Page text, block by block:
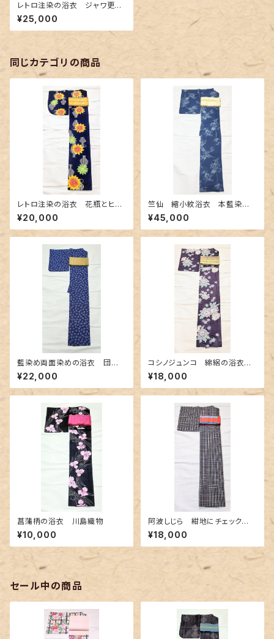
レトロ注染の浴衣 ジャワ更紗
調
¥25,000
同じカテゴリの商品
レトロ注染の浴衣 花瓶とヒマ
ワリ柄
¥20,000
竺仙 縮小紋浴衣 本藍染
め〜長板中形の竹柄〜
¥45,000
藍染め両面染めの浴衣 団扇
柄✕よろけ縞
¥22,000
コシノジュンコ 綿絽の浴衣
シックな紫色
¥18,000
菖蒲柄の浴衣 川島織物
¥10,000
阿波しじら 紺地にチェック
柄〜赤色とクリーム色〜
¥18,000
セール中の商品